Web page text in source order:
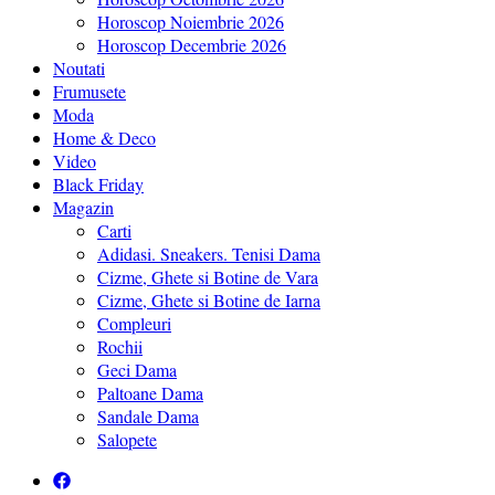
Horoscop Noiembrie 2026
Horoscop Decembrie 2026
Noutati
Frumusete
Moda
Home & Deco
Video
Black Friday
Magazin
Carti
Adidasi. Sneakers. Tenisi Dama
Cizme, Ghete si Botine de Vara
Cizme, Ghete si Botine de Iarna
Compleuri
Rochii
Geci Dama
Paltoane Dama
Sandale Dama
Salopete